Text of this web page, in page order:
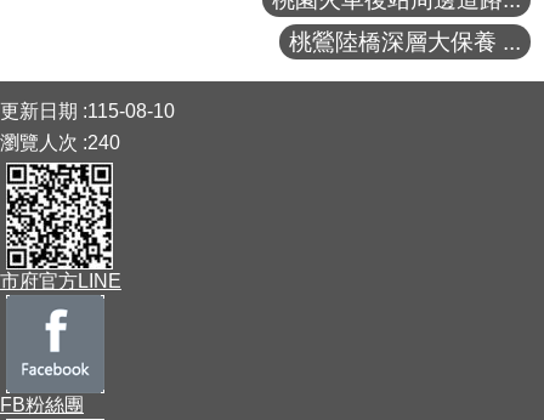
桃鶯陸橋深層大保養 ...
更新日期
115-08-10
瀏覽人次 240
市府官方LINE
FB粉絲團